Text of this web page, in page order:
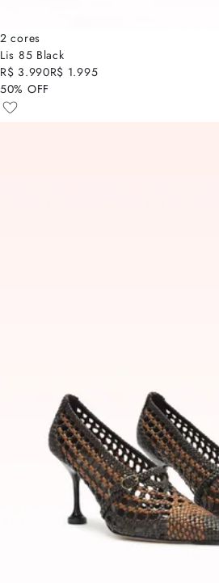
2 cores
Lis 85 Black
R$ 3.990R$ 1.995
50% OFF